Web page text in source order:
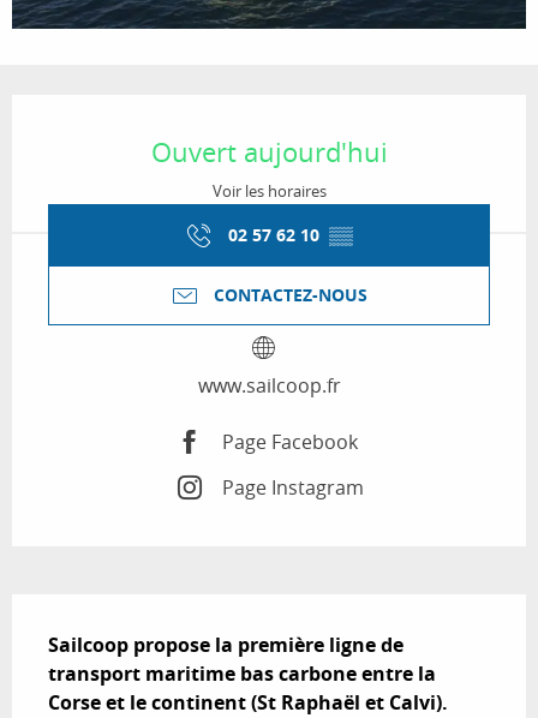
Ouvert aujourd'hui
Voir les horaires
02 57 62 10 ▒▒
CONTACTEZ-NOUS
www.sailcoop.fr
Page Facebook
Page Instagram
Sailcoop propose la première ligne de
transport maritime bas carbone entre la
Corse et le continent (St Raphaël et Calvi).